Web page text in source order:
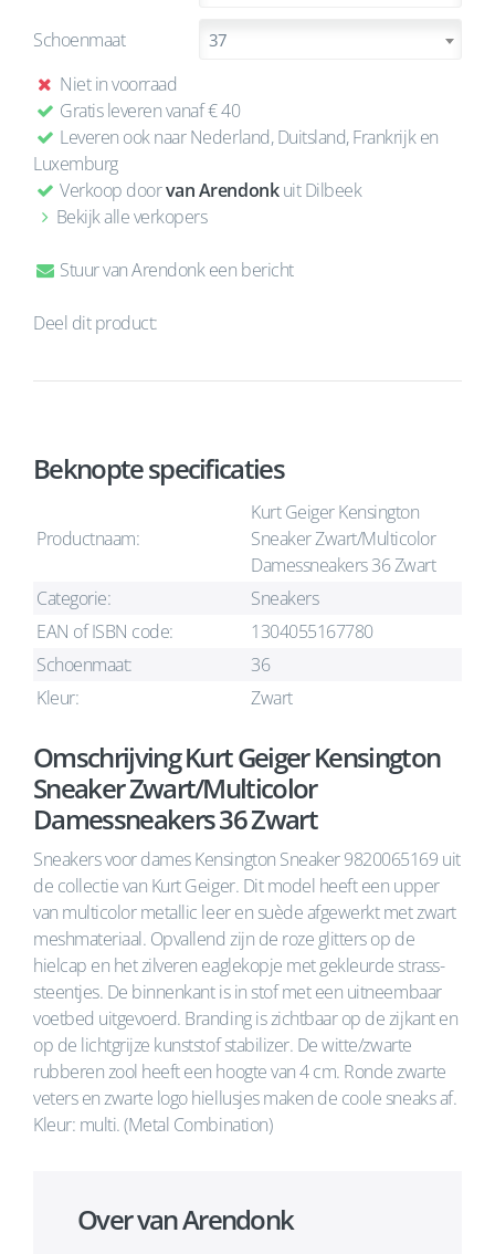
Schoenmaat 37
Niet in voorraad
Gratis leveren vanaf € 40
Leveren ook naar Nederland, Duitsland, Frankrijk en
Luxemburg
Verkoop doorvan Arendonkuit Dilbeek
Bekijk alle verkopers
Stuur van Arendonk een bericht
Deel dit product:
Beknopte specificaties
Productnaam:
Kurt Geiger Kensington
Sneaker Zwart/Multicolor
Damessneakers 36 Zwart
Categorie:
Sneakers
EAN of ISBN code:
1304055167780
Schoenmaat:
36
Kleur:
Zwart
Omschrijving Kurt Geiger Kensington
Sneaker Zwart/Multicolor
Damessneakers 36 Zwart
Sneakers voor dames Kensington Sneaker 9820065169 uit
de collectie van Kurt Geiger. Dit model heeft een upper
van multicolor metallic leer en suède afgewerkt met zwart
meshmateriaal. Opvallend zijn de roze glitters op de
hielcap en het zilveren eaglekopje met gekleurde strass-
steentjes. De binnenkant is in stof met een uitneembaar
voetbed uitgevoerd. Branding is zichtbaar op de zijkant en
op de lichtgrijze kunststof stabilizer. De witte/zwarte
rubberen zool heeft een hoogte van 4 cm. Ronde zwarte
veters en zwarte logo hiellusjes maken de coole sneaks af.
Kleur: multi. (Metal Combination)
Over van Arendonk